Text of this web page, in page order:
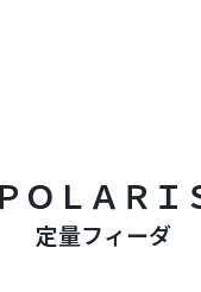
ＰＯＬＡＲＩ
定量フィーダ